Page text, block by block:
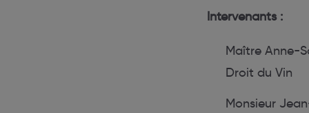
Intervenants :
Maître Anne-
Droit du Vin
Monsieur